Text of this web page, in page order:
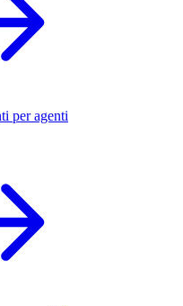
per agenti